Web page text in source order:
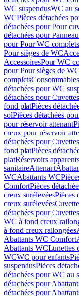
WC suspendusWC au
WCPièces détachées
détachées pour Pour
détachées pour
pour Pour WC complets
Pour sièges de WC
AccessoiresPour WC
pour Pour sièges de WC
completsConsommables
détachées pour WC
détachées pour
fond platPièces
solPièces détachées
pour réservoir attenant
creux pour réservoir
détachées pour
fond platPièces
platRéservoirs
sanitaireAttenant
WCAbattants WC
ComfortPièces
creux surélevéesPièces
creux surélevées
détachées pour
WC à fond creux
à fond creux rallongées
Abattants WC Comfort
Abattants WCLunettes
WCWC pour enfants
suspendusPièces
détachées pour WC au
détachées pour
détachées pour